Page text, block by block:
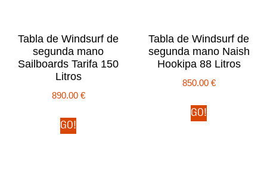
Tabla de Windsurf de
segunda mano
Sailboards Tarifa 150
Litros
890.00 €
GO!
Tabla de Windsurf de
segunda mano Naish
Hookipa 88 Litros
850.00 €
GO!